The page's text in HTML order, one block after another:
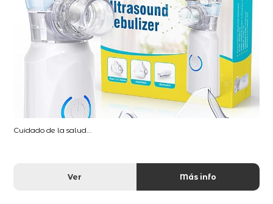
Cuidado de la salud...
Ver Más info